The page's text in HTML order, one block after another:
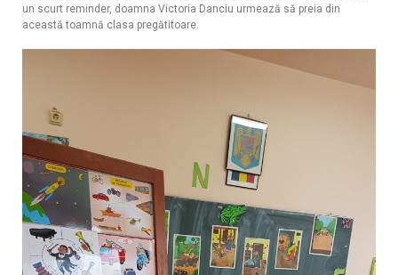
un scurt reminder, doamna Victoria Danciu urmează să preia din
această toamnă clasa pregătitoare.